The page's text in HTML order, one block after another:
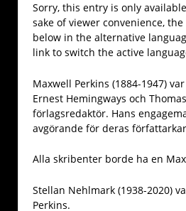
Sorry, this entry is only
sake of viewer convenience,
below in the alternative
link to switch the active
Maxwell Perkins (1884-1947)
Ernest Hemingways och
förlagsredaktör. Hans
avgörande för deras
Alla skribenter borde ha en
Stellan Nehlmark (1938-2020)
Perkins.